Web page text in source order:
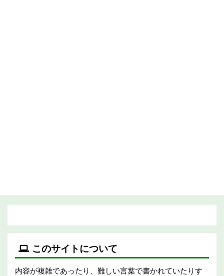
このサイトについて
内容が複雑であったり、難しい言葉で書かれていたりす